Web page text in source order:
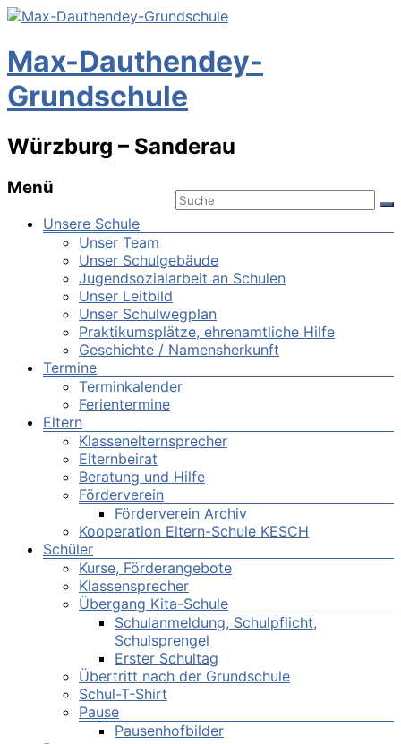
Max-Dauthendey-
Grundschule
Würzburg – Sanderau
Menü
Unsere Schule
Unser Team
Unser Schulgebäude
Jugendsozialarbeit an Schulen
Unser Leitbild
Unser Schulwegplan
Praktikumsplätze, ehrenamtliche Hilfe
Geschichte / Namensherkunft
Termine
Terminkalender
Ferientermine
Eltern
Klassenelternsprecher
Elternbeirat
Beratung und Hilfe
Förderverein
Förderverein Archiv
Kooperation Eltern-Schule KESCH
Schüler
Kurse, Förderangebote
Klassensprecher
Übergang Kita-Schule
Schulanmeldung, Schulpflicht,
Schulsprengel
Erster Schultag
Übertritt nach der Grundschule
Schul-T-Shirt
Pause
Pausenhofbilder